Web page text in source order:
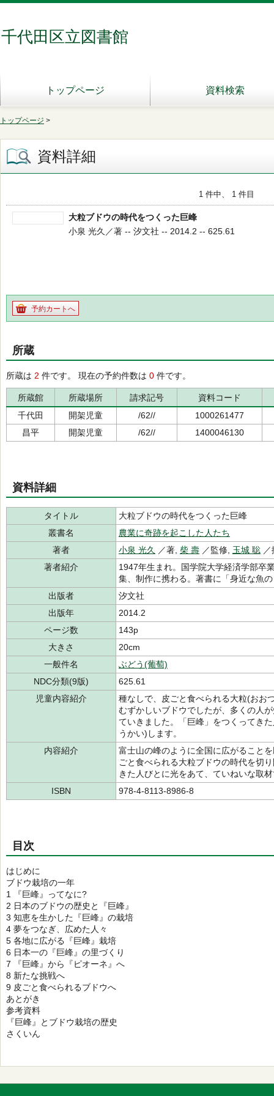
千代田区立図書館
トップページ 資料検索
トップページ >
資料詳細
1 件中、 1 件目
大粒ブドウの時代をつくった巨峰
小泉 光久／著 -- 汐文社 -- 2014.2 -- 625.61
予約カートへ
所蔵
所蔵は 2 件です。 現在の予約件数は 0 件です。
所蔵館 所蔵場所 請求記号
資料コード
千代田
開架児童 /62//
1000261477
昌平
開架児童 /62// 1400046130
資料詳細
タイトル
大粒ブドウの時代をつくった巨峰
叢書名
農業に奇跡を起こした人たち
著者
小泉 光久 ／著, 柴 壽 ／監修, 玉城 聡
著者紹介
1947年生まれ。国学院大学経済学部卒
集、制作に携わる。著書に「身近な魚
出版者
汐文社
出版年
2014.2
ページ数
143p
大きさ
20cm
一般件名
ぶどう(葡萄)
NDC分類(9版)
625.61
児童内容紹介
種なしで、皮ごと食べられる大粒(おお
むずかしいブドウでしたが、多くの人
ていきました。「巨峰」をつくってき
うかい)します。
内容紹介
富士山の峰のように全国に広がること
ごと食べられる大粒ブドウの時代を切
きた人びとに光をあて、ていねいな取
ISBN
978-4-8113-8986-8
目次
はじめに
ブドウ栽培の一年
1 『巨峰』ってなに?
2 日本のブドウの歴史と『巨峰』
3 知恵を生かした『巨峰』の栽培
4 夢をつなぎ、広めた人々
5 各地に広がる『巨峰』栽培
6 日本一の『巨峰』の里づくり
7 『巨峰』から『ピオーネ』へ
8 新たな挑戦へ
9 皮ごと食べられるブドウへ
あとがき
参考資料
『巨峰』とブドウ栽培の歴史
さくいん